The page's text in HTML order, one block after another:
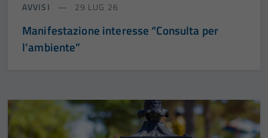
AVVISI 29 LUG 26
Manifestazione interesse “Consulta per
l’ambiente”